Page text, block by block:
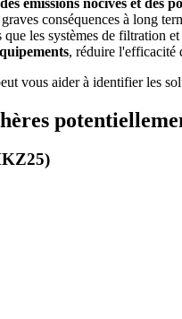
conséquences à long
les systèmes de filtration
, réduire l'efficacité
vous aider à identifier les